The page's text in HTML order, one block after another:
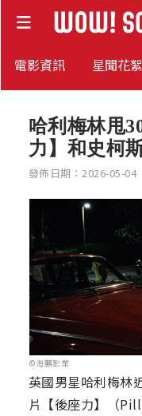
電影資訊 星聞花絮
哈利梅林甩
力】和史柯
發佈日期：2026-05-04
©海鵬影業
英國男星哈利梅林
片【後座力】（